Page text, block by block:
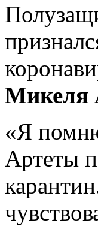
Микеля
«Я
Артеты